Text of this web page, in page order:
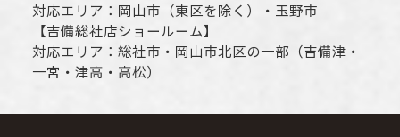
対応エリア： 岡山市 （東区を除く）・玉野市
【吉備総社店ショールーム】
対応エリア： 総社市 ・ 岡山市北区の一部（吉備津・
一宮・津高・高松）